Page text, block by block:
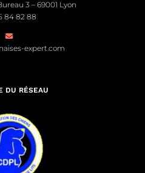
3 – 69001 Lyon
84 82 88
expert.com
DU RÉSEAU